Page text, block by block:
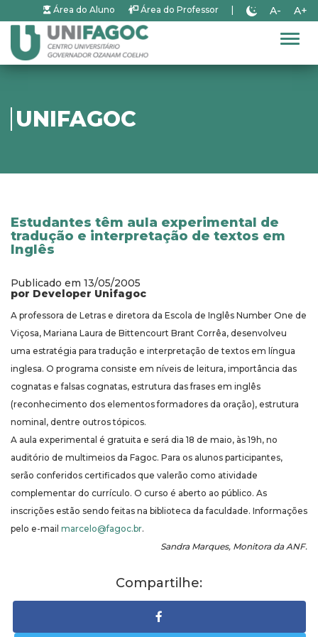
Área do Aluno Área do Professor A- A+
UNIFAGOC
Estudantes têm aula experimental de
tradução e interpretação de textos em
Inglês
Publicado em 13/05/2005
por Developer Unifagoc
A professora de Letras e diretora da Escola de Inglês Number One de
Viçosa, Mariana Laura de Bittencourt Brant Corrêa, desenvolveu
uma estratégia para tradução e interpretação de textos em língua
inglesa. O programa consiste em níveis de leitura, importância das
cognatas e falsas cognatas, estrutura das frases em inglês
(reconhecimento dos elementos formadores da oração), estrutura
nominal, dentre outros tópicos.
A aula experimental é gratuita e será dia 18 de maio, às 19h, no
auditório de multimeios da Fagoc. Para os alunos participantes,
serão conferidos certificados que valerão como atividade
complementar do currículo. O curso é aberto ao público. As
inscrições estão sendo feitas na biblioteca da faculdade. Informações
pelo e-mail marcelo@fagoc.br.
Sandra Marques, Monitora da ANF.
Compartilhe: